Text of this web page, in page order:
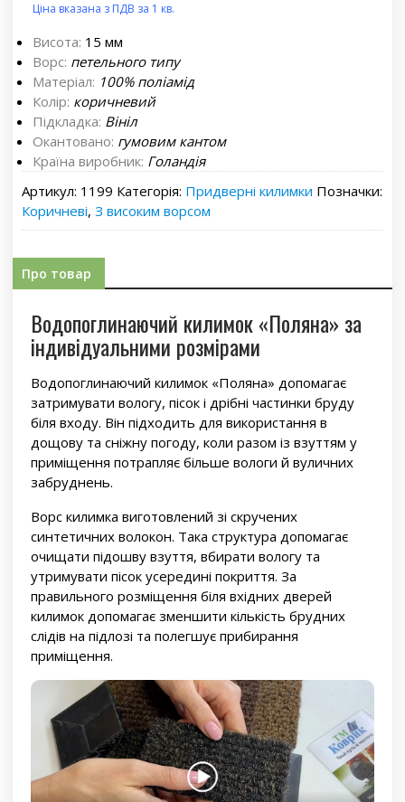
Ціна вказана з ПДВ за 1 кв.
Висота: 15 мм
Ворс: петельного типу
Матеріал: 100% поліамід
Колір: коричневий
Підкладка: Вініл
Окантовано: гумовим кантом
Країна виробник: Голандія
Артикул: 1199 Категорія: Придверні килимки Позначки:
Коричневі, З високим ворсом
Про товар
Водопоглинаючий килимок «Поляна» за
індивідуальними розмірами
Водопоглинаючий килимок «Поляна» допомагає
затримувати вологу, пісок і дрібні частинки бруду
біля входу. Він підходить для використання в
дощову та сніжну погоду, коли разом із взуттям у
приміщення потрапляє більше вологи й вуличних
забруднень.
Ворс килимка виготовлений зі скручених
синтетичних волокон. Така структура допомагає
очищати підошву взуття, вбирати вологу та
утримувати пісок усередині покриття. За
правильного розміщення біля вхідних дверей
килимок допомагає зменшити кількість брудних
слідів на підлозі та полегшує прибирання
приміщення.